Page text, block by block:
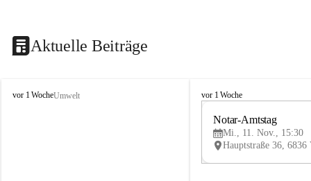
Aktuelle Beiträge
V
vor 1 WocheUmwelt
V
vor 1 Woche
Notar-Amtstag
Mi., 11. Nov., 15:30